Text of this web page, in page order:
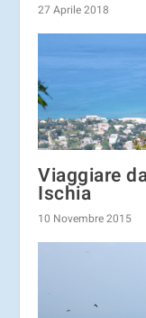
27 Aprile 2018
Viaggiare
Ischia
10 Novembre 2015